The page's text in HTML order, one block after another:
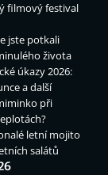
filmový festival
jste potkali
života
úkazy 2026:
a další
při
letní mojito
salátů